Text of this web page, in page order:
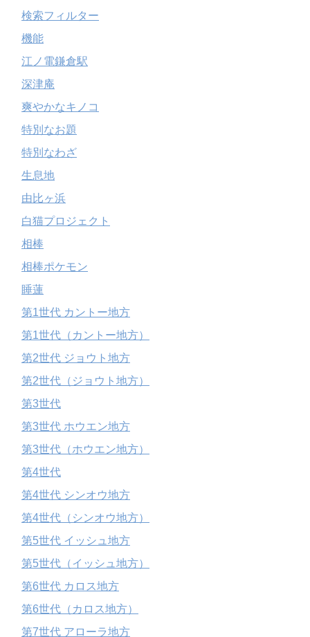
検索フィルター
機能
江ノ電鎌倉駅
深津庵
爽やかなキノコ
特別なお題
特別なわざ
生息地
由比ヶ浜
白猫プロジェクト
相棒
相棒ポケモン
睡蓮
第1世代 カントー地方
第1世代（カントー地方）
第2世代 ジョウト地方
第2世代（ジョウト地方）
第3世代
第3世代 ホウエン地方
第3世代（ホウエン地方）
第4世代
第4世代 シンオウ地方
第4世代（シンオウ地方）
第5世代 イッシュ地方
第5世代（イッシュ地方）
第6世代 カロス地方
第6世代（カロス地方）
第7世代 アローラ地方